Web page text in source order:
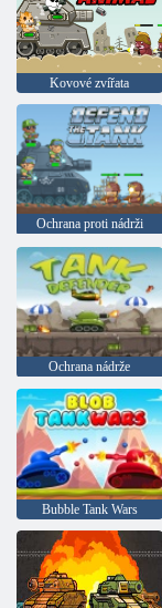
Kovové zvířata
Ochrana proti nádrži
Ochrana nádrže
Bubble Tank Wars